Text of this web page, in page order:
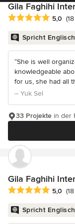
Gila Faghihi
Durchschnittliche
5,0
Spricht Englisch
“She is well
knowledgeable
for us, she had all
– Yuk Sel
33 Projekte in der
Gila Faghihi
Durchschnittliche
5,0
Spricht Englisch